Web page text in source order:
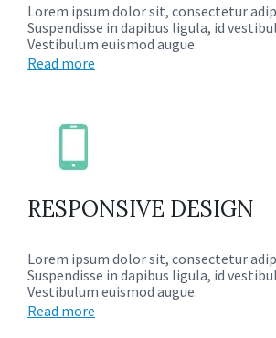
Lorem ipsum dolor sit, consectetur
Suspendisse in dapibus ligula, id
Vestibulum euismod augue.
Read more
RESPONSIVE DESIGN
Lorem ipsum dolor sit, consectetur
Suspendisse in dapibus ligula, id
Vestibulum euismod augue.
Read more